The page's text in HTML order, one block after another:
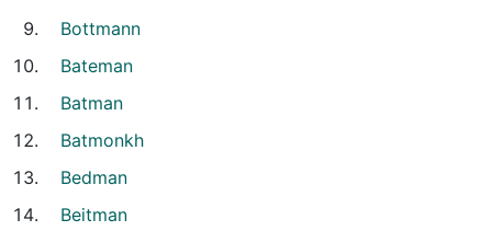
Bottmann
Bateman
Batman
Batmonkh
Bedman
Beitman